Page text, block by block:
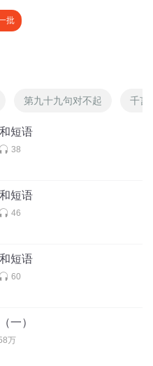
批
第九十九句对不起 千言
短语
38
短语
46
短语
60
一）
万